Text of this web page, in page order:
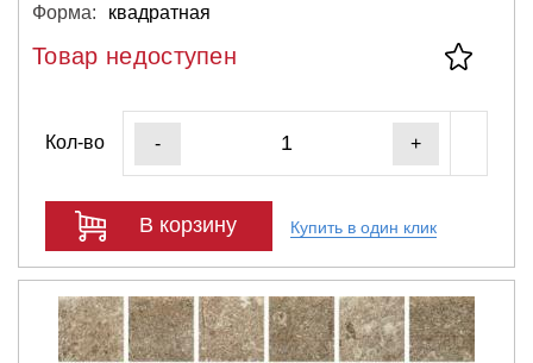
Форма:
квадратная
Товар недоступен
Кол-во - +
В корзину Купить в один клик